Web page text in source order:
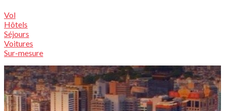
Vol
Hôtels
Séjours
Voitures
Sur-mesure